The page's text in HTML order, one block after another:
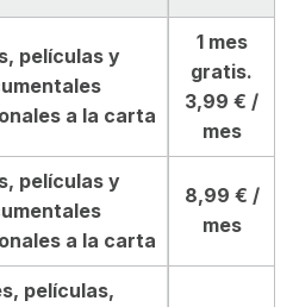
películas y
a la carta
1 mes
gratis.
3,99 € /
mes
películas y
a la carta
8,99 € /
mes
películas,